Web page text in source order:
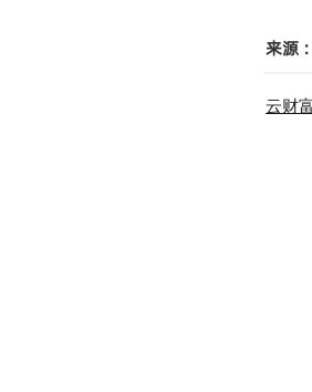
来源
云财